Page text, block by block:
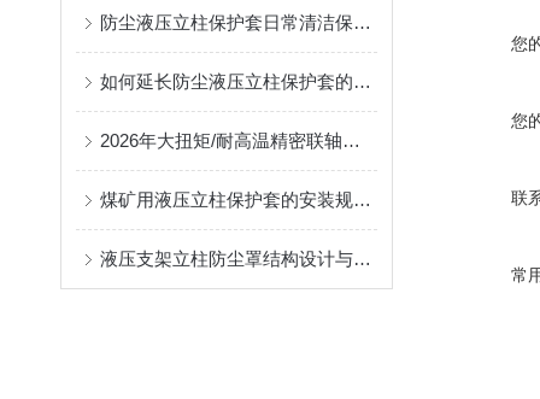
防尘液压立柱保护套日常清洁保养与更换规范
如何延长防尘液压立柱保护套的使用寿命？
2026年大扭矩/耐高温精密联轴器定制找哪家？能实现精准定制的优质厂家盘点
煤矿用液压立柱保护套的安装规范与使用寿命提升方案
液压支架立柱防尘罩结构设计与密封防护原理
您
您
联
常